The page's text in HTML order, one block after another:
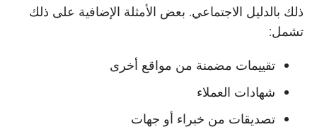
ذلك بالدليل الاجتماعي. بعض الأمثلة الإضافية على ذلك
تشمل:
تقييمات مضمنة من مواقع أخرى
شهادات العملاء
تصديقات من خبراء أو جهات